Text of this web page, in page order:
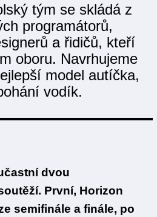
tým se skládá z
programátorů,
a řidičů, kteří
oboru. Navrhujeme
model autíčka,
vodík.
dvou
První, Horizon
semifinále a finále, po